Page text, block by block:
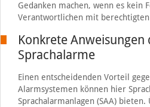
Gedanken machen, wenn es kein
Verantwortlichen mit
Konkrete Anweisungen
Sprachalarme
Einen entscheidenden Vorteil
Alarmsystemen können hier
Sprachalarmanlagen (SAA) bieten.